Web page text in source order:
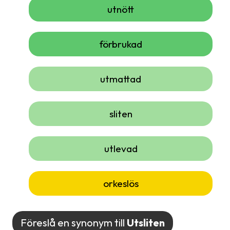
utnött
förbrukad
utmattad
sliten
utlevad
orkeslös
Föreslå en synonym till Utsliten